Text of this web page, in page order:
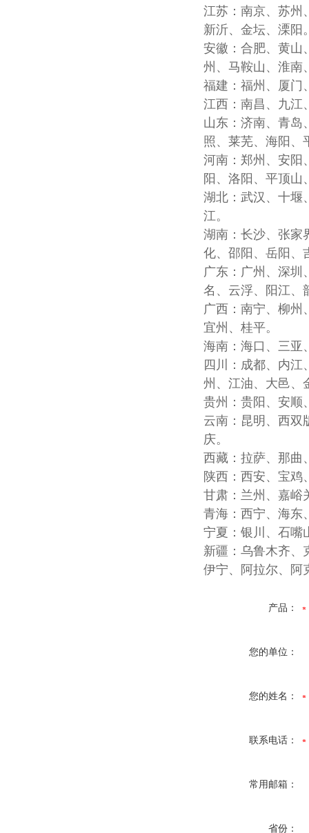
江苏：南京、苏州
新沂、金坛、溧阳
安徽：合肥、黄山
州、马鞍山、淮南
福建：福州、厦门
江西：南昌、九江
山东：济南、青岛
照、莱芜、海阳、
河南：郑州、安阳
阳、洛阳、平顶山
湖北：武汉、十堰
江。
湖南：长沙、张家
化、邵阳、岳阳、
广东：广州、深圳
名、云浮、阳江、
广西：南宁、柳州
宜州、桂平。
海南：海口、三亚
四川：成都、内
州、江油、大邑、
贵州：贵阳、安顺
云南：昆明、西双
庆。
西藏：拉萨、那曲
陕西：西安、宝鸡
甘肃：兰州、嘉峪
青海：西宁、海东
宁夏：银川、石嘴
新疆：乌鲁木齐、
伊宁、阿拉尔、阿
产品：
您的单位：
您的姓名：
联系电话：
常用邮箱：
省份：